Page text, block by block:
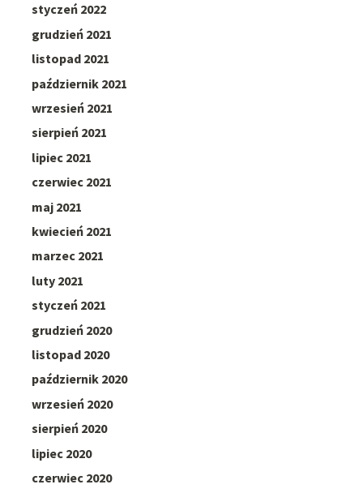
styczeń 2022
grudzień 2021
listopad 2021
październik 2021
wrzesień 2021
sierpień 2021
lipiec 2021
czerwiec 2021
maj 2021
kwiecień 2021
marzec 2021
luty 2021
styczeń 2021
grudzień 2020
listopad 2020
październik 2020
wrzesień 2020
sierpień 2020
lipiec 2020
czerwiec 2020